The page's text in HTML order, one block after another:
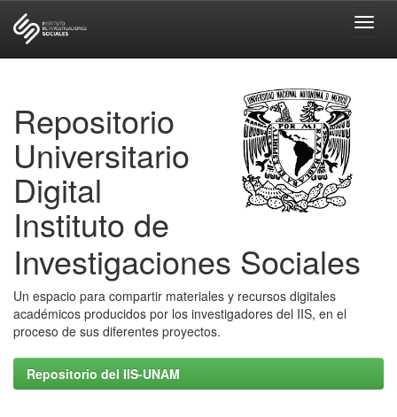
Repositorio
Universitario
Digital
Instituto de
Investigaciones Sociales
Un espacio para compartir materiales y recursos digitales
académicos producidos por los investigadores del IIS, en el
proceso de sus diferentes proyectos.
Repositorio del IIS-UNAM